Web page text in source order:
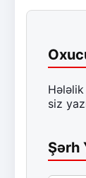
siz
Şərh